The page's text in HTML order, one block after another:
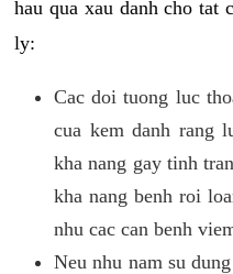
hau qua xau danh cho tat
ly:
Cac doi tuong luc
cua kem danh rang
kha nang gay tinh
kha nang benh roi
nhu cac can benh
Neu nhu nam su